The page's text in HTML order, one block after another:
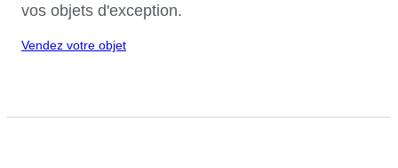
vos objets d'exception.
Vendez votre objet